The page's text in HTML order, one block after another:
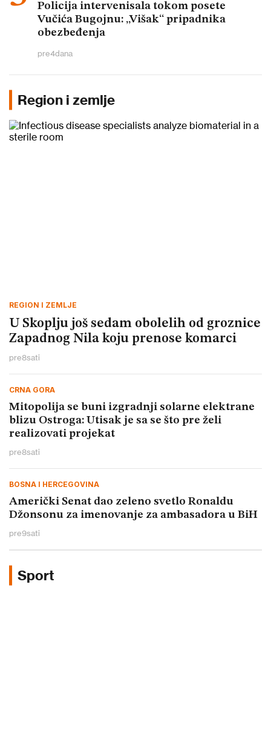
Policija intervenisala tokom posete
Vučića Bugojnu: „Višak“ pripadnika
obezbeđenja
pre4dana
Region i zemlje
REGION I ZEMLJE
U Skoplju još sedam obolelih od groznice
Zapadnog Nila koju prenose komarci
pre8sati
CRNA GORA
Mitopolija se buni izgradnji solarne elektrane
blizu Ostroga: Utisak je sa se što pre želi
realizovati projekat
pre8sati
BOSNA I HERCEGOVINA
Američki Senat dao zeleno svetlo Ronaldu
Džonsonu za imenovanje za ambasadora u BiH
pre9sati
Sport